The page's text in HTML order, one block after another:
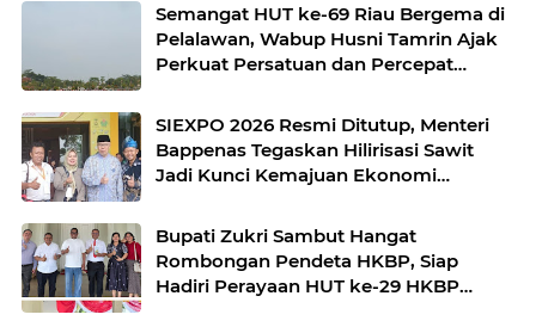
Semangat HUT ke-69 Riau Bergema di
Pelalawan, Wabup Husni Tamrin Ajak
Perkuat Persatuan dan Percepat
SIEXPO 2026 Resmi Ditutup, Menteri
Bappenas Tegaskan Hilirisasi Sawit
Jadi Kunci Kemajuan Ekonomi
Bupati Zukri Sambut Hangat
Rombongan Pendeta HKBP, Siap
Hadiri Perayaan HUT ke-29 HKBP